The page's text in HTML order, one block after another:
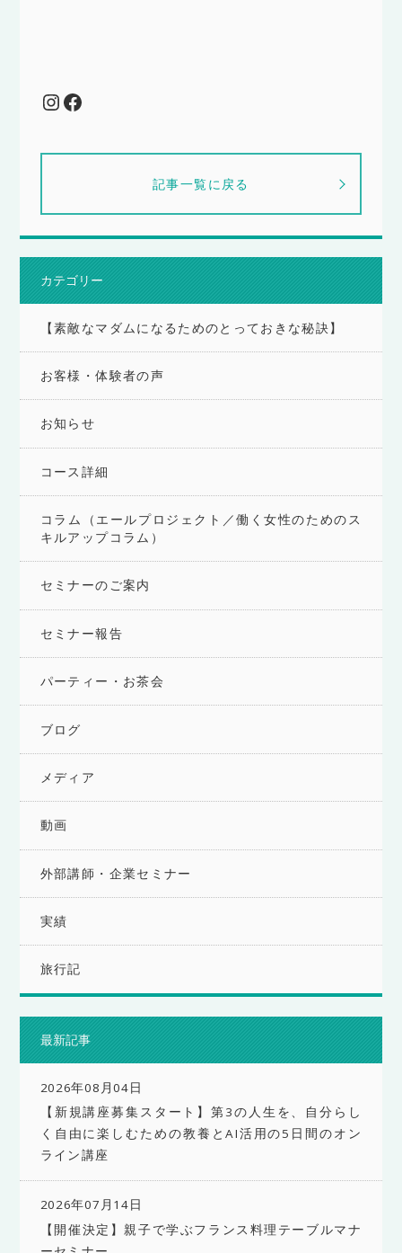
Instagram
Facebook
記事一覧に戻る
カテゴリー
【素敵なマダムになるためのとっておきな秘訣】
お客様・体験者の声
お知らせ
コース詳細
コラム（エールプロジェクト／働く女性のためのス
キルアップコラム）
セミナーのご案内
セミナー報告
パーティー・お茶会
ブログ
メディア
動画
外部講師・企業セミナー
実績
旅行記
最新記事
2026年08月04日
【新規講座募集スタート】第3の人生を、自分らし
く自由に楽しむための教養とAI活用の5日間のオン
ライン講座
2026年07月14日
【開催決定】親子で学ぶフランス料理テーブルマナ